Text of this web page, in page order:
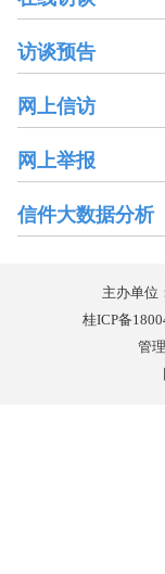
访谈预告
网上信访
网上举报
信件大数据分析
主办单位
桂ICP备
管